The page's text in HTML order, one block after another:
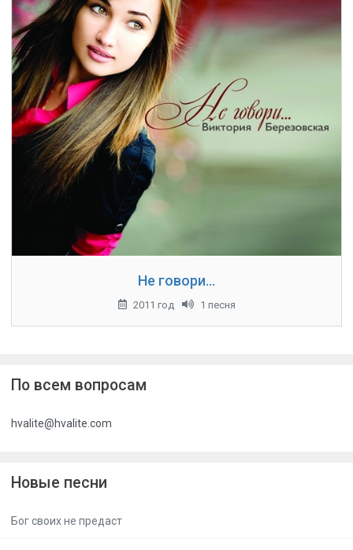
Не говори...
2011 год 1 песня
По всем вопросам
hvalite@hvalite.com
Новые песни
Бог своих не предаст